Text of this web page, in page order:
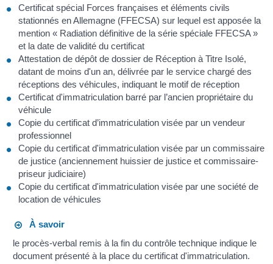
Certificat spécial Forces françaises et éléments civils
stationnés en Allemagne (FFECSA) sur lequel est apposée la
mention « Radiation définitive de la série spéciale FFECSA »
et la date de validité du certificat
Attestation de dépôt de dossier de Réception à Titre Isolé,
datant de moins d'un an, délivrée par le service chargé des
réceptions des véhicules, indiquant le motif de réception
Certificat d'immatriculation barré par l’ancien propriétaire du
véhicule
Copie du certificat d’immatriculation visée par un vendeur
professionnel
Copie du certificat d'immatriculation visée par un commissaire
de justice (anciennement huissier de justice et commissaire-
priseur judiciaire)
Copie du certificat d'immatriculation visée par une société de
location de véhicules
À savoir
le procès-verbal remis à la fin du contrôle technique indique le
document présenté à la place du certificat d'immatriculation.